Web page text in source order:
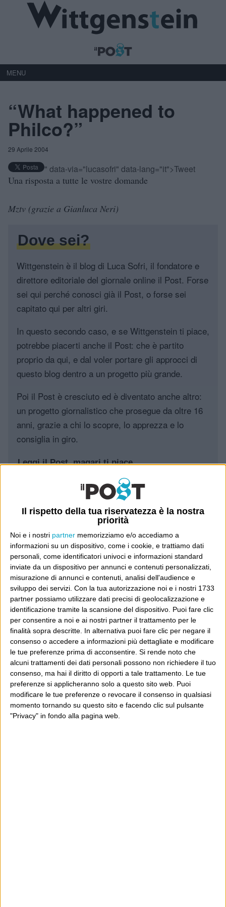
Il rispetto della tua riservatezza è la nostra
priorità
Noi e i nostri partner memorizziamo e/o accediamo a
informazioni su un dispositivo, come i cookie, e trattiamo dati
personali, come identificatori univoci e informazioni standard
inviate da un dispositivo per annunci e contenuti personalizzati,
misurazione di annunci e contenuti, analisi dell'audience e
sviluppo dei servizi. Con la tua autorizzazione noi e i nostri 1733
partner possiamo utilizzare dati precisi di geolocalizzazione e
identificazione tramite la scansione del dispositivo. Puoi fare clic
per consentire a noi e ai nostri partner il trattamento per le
finalità sopra descritte. In alternativa puoi fare clic per negare il
consenso o accedere a informazioni più dettagliate e modificare
le tue preferenze prima di acconsentire. Si rende noto che
alcuni trattamenti dei dati personali possono non richiedere il tuo
consenso, ma hai il diritto di opporti a tale trattamento. Le tue
preferenze si applicheranno solo a questo sito web. Puoi
modificare le tue preferenze o revocare il consenso in qualsiasi
momento tornando su questo sito e facendo clic sul pulsante
"Privacy" in fondo alla pagina web.
MENU
“What happened to
Philco?”
29 Aprile 2004
" data-via="lucasofri" data-lang="it">Tweet
Una risposta a tutte le vostre domande
Mztv (grazie a Gianluca Neri)
Dove sei?
Wittgenstein è il blog di Luca Sofri, il fondatore e
direttore editoriale del giornale online il Post. Forse
sei qui perché conosci già il Post, o forse sei
capitato qui per altri giri.
In questo secondo caso, e se Wittgenstein ti piace,
potrebbe piacerti anche il Post: che è partito
proprio da qui, e dal voler portare gli approcci di
questo blog dentro a un progetto più grande.
Poi il Post è cresciuto ed è diventato anche altro:
un progetto giornalistico che prosegue da oltre 16
anni, grazie a chi lo scopre, lo apprezza e lo
consiglia in giro.
Leggi il Post, magari ti piace
POST PRECEDENTE
Ma Philco è fallita?
POST SUCCESSIVO
Il bello di internet è che le cose
che scrivi tornano sempre attuali
E per i regali di Natale